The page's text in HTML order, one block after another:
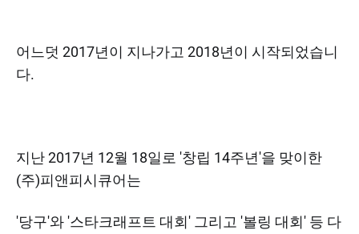
어느덧 2017년이 지나가고 2018년이 시작되었습니
다.
지난 2017년 12월 18일로 '창립 14주년'을 맞이한
(주)피앤피시큐어는
'당구'와 '스타크래프트 대회' 그리고 '볼링 대회' 등 다